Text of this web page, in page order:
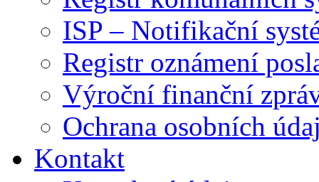
ISP – Notifikační
Registr oznámení
Výroční finanční
Ochrana osobních
Kontakt